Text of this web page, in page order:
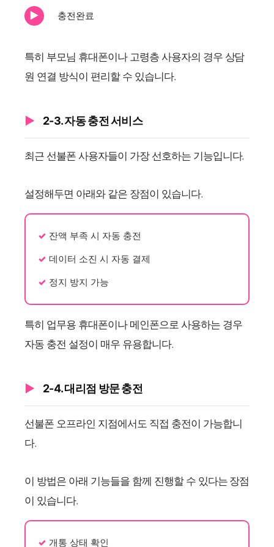
충전완료
특히 부모님 휴대폰이나 고령층 사용자의 경우 상담
원 연결 방식이 편리할 수 있습니다.
2-3. 자동 충전 서비스
최근 선불폰 사용자들이 가장 선호하는 기능입니다.
설정해두면 아래와 같은 장점이 있습니다.
잔액 부족 시 자동 충전
데이터 소진 시 자동 결제
정지 방지 가능
특히 업무용 휴대폰이나 메인폰으로 사용하는 경우
자동 충전 설정이 매우 유용합니다.
2-4. 대리점 방문 충전
선불폰 오프라인 지점에서도 직접 충전이 가능합니
다.
이 방법은 아래 기능들을 함께 진행할 수 있다는 장점
이 있습니다.
개통 상태 확인